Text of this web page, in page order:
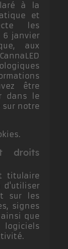
à la
et
les
6 janvier
aux
être
dans le
sur notre
droits
titulaire
d'utiliser
sur les
signes
que